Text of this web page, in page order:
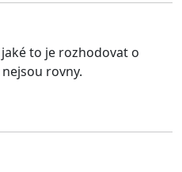
to je rozhodovat o
rovny.